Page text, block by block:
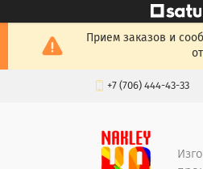
Прием заказов и
+7 (706) 444-43-33